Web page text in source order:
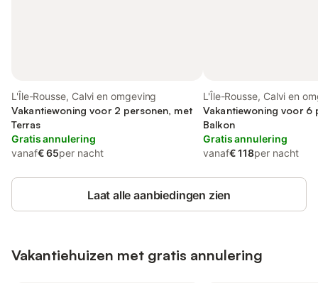
L'Île-Rousse, Calvi en omgeving
Vakantiewoning voor 2 personen, met
Terras
Gratis annulering
vanaf€ 65per nacht
L'Île-Rousse, Calvi en
Vakantiewoning voor 6
Balkon
Gratis annulering
vanaf€ 118per nacht
Laat alle aanbiedingen zien
Vakantiehuizen met gratis annulering